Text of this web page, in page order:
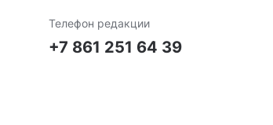
Телефон редакции
+7 861 251 64 39